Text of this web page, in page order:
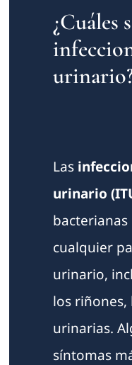
¿Cuáles
Las
urinario
cualquier
urinario,
los riñones,
urinarias.
síntomas